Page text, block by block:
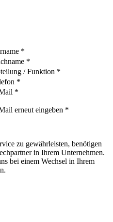
*
*
/ Funktion *
*
*
erneut eingeben *
zu gewährleisten, benötigen
in Ihrem Unternehmen.
bei einem Wechsel in Ihrem